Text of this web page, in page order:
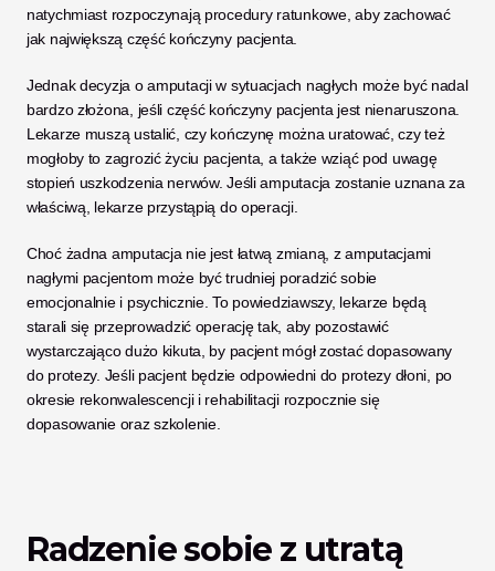
natychmiast rozpoczynają procedury ratunkowe, aby zachować
jak największą część kończyny pacjenta.
Jednak decyzja o amputacji w sytuacjach nagłych może być nadal
bardzo złożona, jeśli część kończyny pacjenta jest nienaruszona.
Lekarze muszą ustalić, czy kończynę można uratować, czy też
mogłoby to zagrozić życiu pacjenta, a także wziąć pod uwagę
stopień uszkodzenia nerwów. Jeśli amputacja zostanie uznana za
właściwą, lekarze przystąpią do operacji.
Choć żadna amputacja nie jest łatwą zmianą, z amputacjami
nagłymi pacjentom może być trudniej poradzić sobie
emocjonalnie i psychicznie. To powiedziawszy, lekarze będą
starali się przeprowadzić operację tak, aby pozostawić
wystarczająco dużo kikuta, by pacjent mógł zostać dopasowany
do protezy. Jeśli pacjent będzie odpowiedni do protezy dłoni, po
okresie rekonwalescencji i rehabilitacji rozpocznie się
dopasowanie oraz szkolenie.
Radzenie sobie z utratą